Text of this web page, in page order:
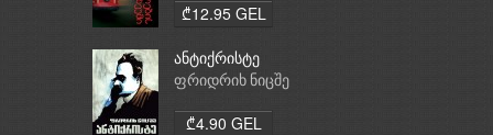
₾12.95 GEL
ანტიქრისტე
ფრიდრიხ ნიცშე
₾4.90 GEL